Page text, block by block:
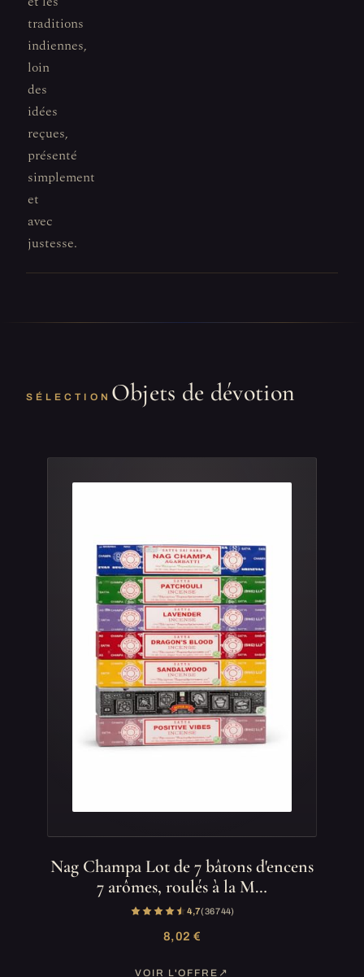
traditions
indiennes,
loin
des
idées
reçues,
présenté
simplement
et
avec
justesse.
SÉLECTION Objets de dévotion
Nag Champa Lot de 7 bâtons d'encens
7 arômes, roulés à la M…
4,7(36 744)
8,02 €
VOIR L'OFFRE